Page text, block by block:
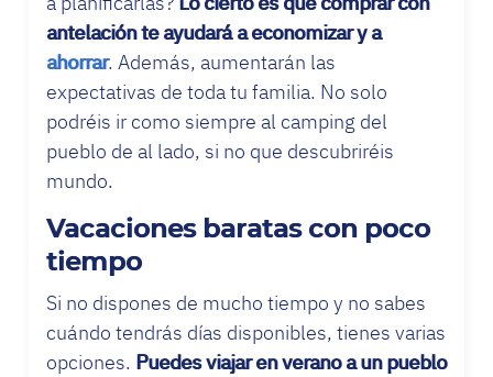
antelación te ayudará a economizar y a
ahorrar. Además, aumentarán las
expectativas de toda tu familia. No solo
podréis ir como siempre al camping del
pueblo de al lado, si no que descubriréis
mundo.
Vacaciones baratas con poco
tiempo
Si no dispones de mucho tiempo y no sabes
cuándo tendrás días disponibles, tienes varias
opciones. Puedes viajar en verano a un pueblo